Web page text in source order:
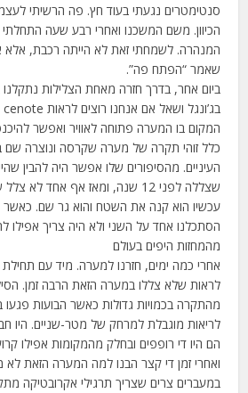
סנטימטרים נגעתי בעוד חץ. פה הרשיתי
הכיוון. משם המשכנו ואחרי רבע שעה
המנהרה. לשמחתי זאת לא הייתה רכבת, אלא
שאמר “הפתח פה”.
ביום אחר, בדרך חזרה מאחת הצלילות
המקום בו המערה פתוחה לאוויר ואפשר
כלל זוהי תקרה של מערה שקרסה ונוצרה שם
העיניים. מהסיפורים שלו אפשר היה להבין
שצללה לפני 12 שנה, ומאז אף אחד
עכשיו הוא קנה את השטח והוא גר שם. כאשר
הסתכלנו אחד על השני ולא היה צריך אפילו
מהמחזות היפים בעולם
אחרי כמה ימים, חזרנו למערה. מיד עם
לראות שלא צללו במערה הזאת הרבה זמן.
מהתקרה בכמויות גדולות כאשר הבועות פגעו
לריאות מוגבלת למרחק של מטר-שניים. היו
הם היו די רופפים ובחלק מהמקומות אפילו
ואחרי זמן די קצר הבנו למה המערה הזאת לא
במעברים צרים שצריך תרגילי אקרובטיקה